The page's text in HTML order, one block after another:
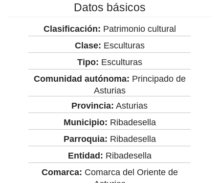
Datos básicos
Clasificación: Patrimonio cultural
Clase: Esculturas
Tipo: Esculturas
Comunidad autónoma: Principado de
Asturias
Provincia: Asturias
Municipio: Ribadesella
Parroquia: Ribadesella
Entidad: Ribadesella
Comarca: Comarca del Oriente de